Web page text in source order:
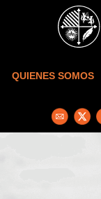
Skip to main content
QUIENES SOMOS